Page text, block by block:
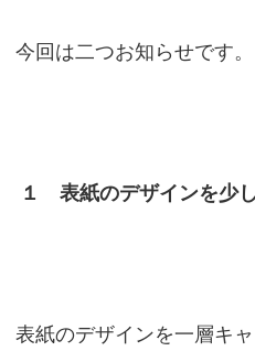
今回は二つお知らせです。
１ 表紙のデザインを少し
表紙のデザインを一層キ